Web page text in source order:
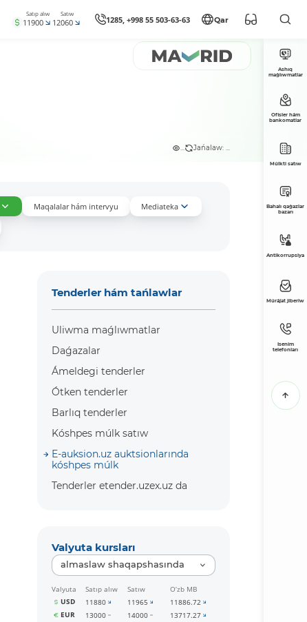
Satıp alıw
11900
Satıw
12060 1285, +998 55 503-63-63 Qar
... Jańalaw: ...
Maqalalar hám intervyu
Mediateka
Tenderler hám tańlawlar
Uliwma maǵlıwmatlar
Daǵazalar
Ámeldegi tenderler
Ótken tenderler
Barlıq tenderler
Kóshpes múlk satıw
E-auksion.uz auktsionlarında
kóshpes múlk
Tenderler etender.uzex.uz da
Valyuta kursları
almaslaw shaqapshasında
Valyuta Satıp alıw Satıw
O‘zb MB
USD
11880 11965
11886.72
EUR
13000 14000
13717.27
Ashıq
maǵlıwmatlar
Ofisler hám
bankomatlar
Múlkti satıw
Bahalı qaǵazlar
bazarı
Antikorrupsiya
Múrájat jiberiw
Isenim
telefonları